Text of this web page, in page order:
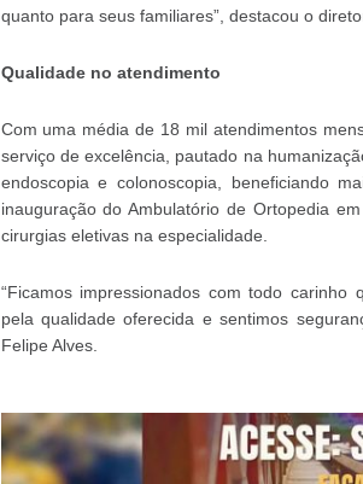
quanto para seus familiares”, destacou o
Qualidade no atendimento
Com uma média de 18 mil atendimentos
serviço de excelência, pautado na
endoscopia e colonoscopia, beneficiando
inauguração do Ambulatório de Ortopedia
cirurgias eletivas na especialidade.
“Ficamos impressionados com todo
pela qualidade oferecida e sentimos
Felipe Alves.